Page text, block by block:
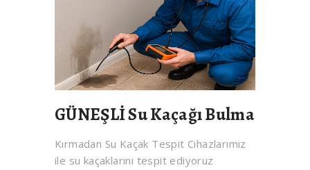
GÜNEŞLİ Su Kaçağı Bulma
Kırmadan Su Kaçak Tespit Cihazlarımız
ile su kaçaklarını tespit ediyoruz